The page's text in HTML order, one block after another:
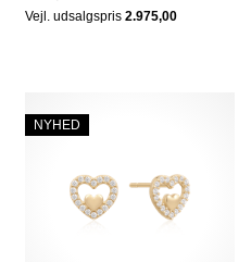
Vejl. udsalgspris 2.975,00
NYHED